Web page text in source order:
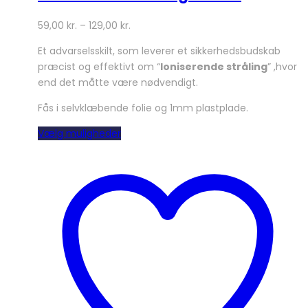
59,00 kr. – 129,00 kr.
Et advarselsskilt, som leverer et sikkerhedsbudskab
præcist og effektivt om “Ioniserende stråling” ,hvor
end det måtte være nødvendigt.
Fås i selvklæbende folie og 1mm plastplade.
Vælg mulighederDette
flere
varianter.
Mulighederne